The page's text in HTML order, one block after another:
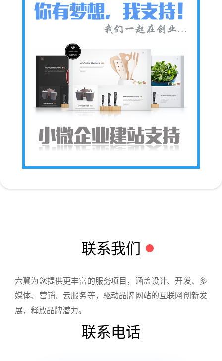
联系我们
六翼为您提供更丰富的服务项目，涵盖设计、开发、多
媒体、营销、云服务等，驱动品牌网站的互联网创新发
展，释放品牌潜力。
联系电话